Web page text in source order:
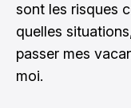
sont les risques
quelles
passer mes
moi.